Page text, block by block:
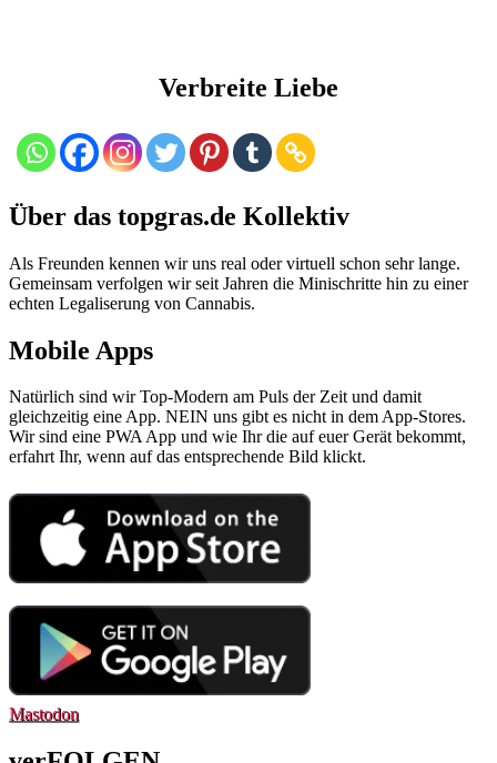
Verbreite Liebe
Über das topgras.de Kollektiv
Als Freunden kennen wir uns real oder virtuell schon sehr lange.
Gemeinsam verfolgen wir seit Jahren die Minischritte hin zu einer
echten Legaliserung von Cannabis.
Mobile Apps
Natürlich sind wir Top-Modern am Puls der Zeit und damit
gleichzeitig eine App. NEIN uns gibt es nicht in dem App-Stores.
Wir sind eine PWA App und wie Ihr die auf euer Gerät bekommt,
erfahrt Ihr, wenn auf das entsprechende Bild klickt.
Mastodon